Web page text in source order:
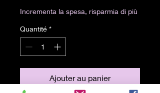
Incrementa la spesa, risparmia di più
Quantité *
Ajouter au panier